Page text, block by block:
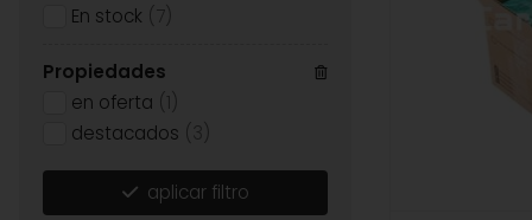
En stock (7)
Propiedades
en oferta (1)
destacados (3)
aplicar filtro